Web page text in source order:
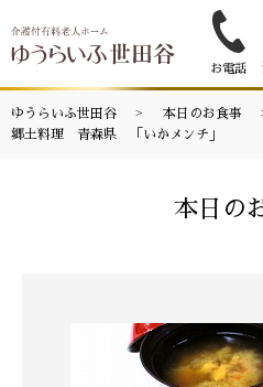
お電話
ゆうらいふ世田谷 本日のお食事
郷土料理 青森県 「いかメンチ」
本日の